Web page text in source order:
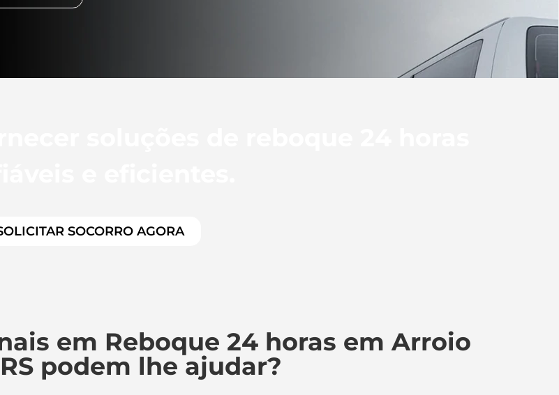
SOCORRO AGORA
em Reboque 24 horas em Arroio
podem lhe ajudar?